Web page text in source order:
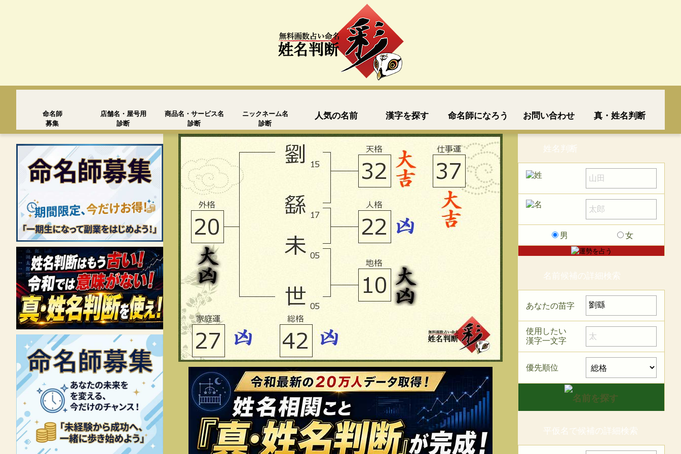
命名師
募集
店舗名・屋号用
診断
商品名・サービス名
診断
ニックネーム名
診断
人気の名前 漢字を探す 命名師になろう お問い合わせ 真・姓名判断
姓名判断
男 女
名前候補の詳細検索
あなたの苗字
使用したい
漢字一文字
優先順位
平仮名で候補の詳細検索